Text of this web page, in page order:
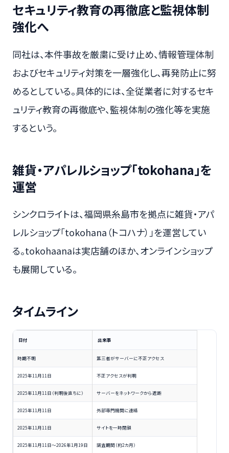
セキュリティ教育の再徹底と監視体制
強化へ
同社は、本件事故を厳粛に受け止め、情報管理体制
およびセキュリティ対策を一層強化し、再発防止に努
めるとしている。具体的には、全従業者に対するセキ
ュリティ教育の再徹底や、監視体制の強化等を実施
するという。
雑貨・アパレルショップ「tokohana」を
運営
シンクロライトは、福岡県糸島市を拠点に雑貨・アパ
レルショップ「tokohana（トコハナ）」を運営してい
る。tokohaanaは実店舗のほか、オンラインショップ
も展開している。
タイムライン
日付 出来事
時期不明 第三者がサーバーに不正アクセス
2025年11月11日 不正アクセスが判明
2025年11月11日（判明後直ちに） サーバーをネットワークから遮断
2025年11月11日 外部専門機関に連絡
2025年11月11日 サイトを一時閉鎖
2025年11月11日〜2026年1月19日 調査期間（約2カ月）